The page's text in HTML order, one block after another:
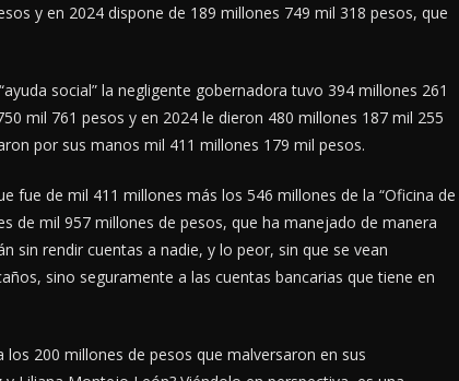
y en 2024 dispone de 189 millones 749 mil 318 pesos, que
social” la negligente gobernadora tuvo 394 millones 261
mil 761 pesos y en 2024 le dieron 480 millones 187 mil 255
por sus manos mil 411 millones 179 mil pesos.
fue de mil 411 millones más los 546 millones de la “Oficina de
de mil 957 millones de pesos, que ha manejado de manera
sin rendir cuentas a nadie, y lo peor, sin que se vean
sino seguramente a las cuentas bancarias que tiene en
200 millones de pesos que malversaron en sus